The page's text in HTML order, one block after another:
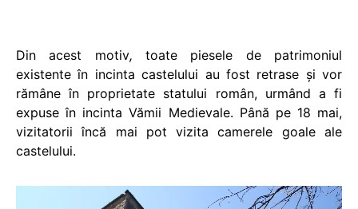
Din acest motiv,toate piesele de patrimoniul
existente în incinta castelului au fost retrase şi vor
rămâne în proprietate statului român, urmând a fi
expuse în incinta Vămii Medievale. Până pe 18 mai,
vizitatorii încă mai pot vizita camerele goale ale
castelului.